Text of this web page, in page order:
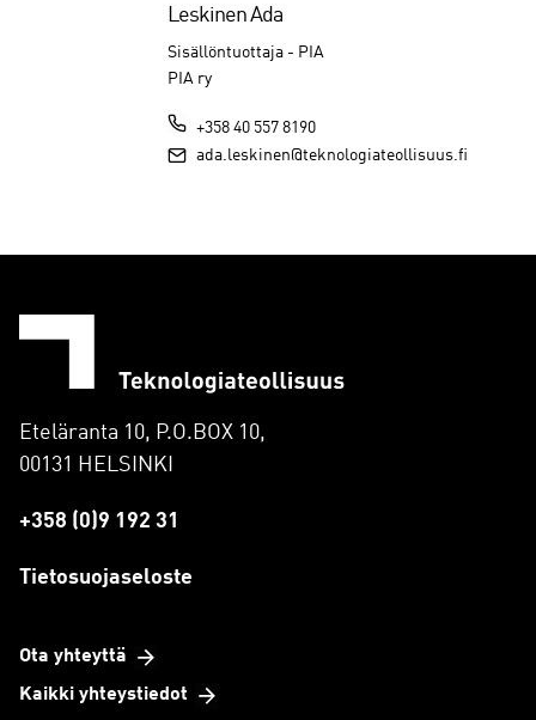
Leskinen Ada
Sisällöntuottaja - PIA
PIA ry
+358 40 557 8190
ada.leskinen@teknologiateollisuus.fi
Eteläranta 10, P.O.BOX 10,
00131 HELSINKI
+358 (0)9 192 31
Tietosuojaseloste
Ota yhteyttä
Kaikki yhteystiedot